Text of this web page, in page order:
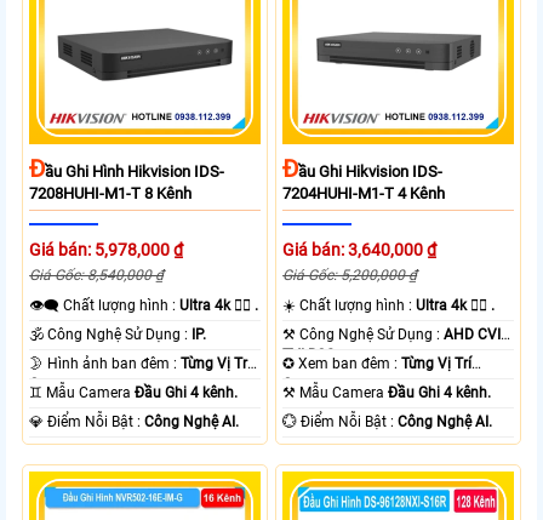
ĐẦu Ghi Hình Hikvision IDS-
7208HUHI-M1-T 8 Kênh
Giá bán: 5,978,000 ₫
Giá Gốc: 8,540,000 ₫
👁️‍🗨 Chất lượng hình :Ultra 4k 👍🏾 .
🕉️ Công Nghệ Sử Dụng :
IP.
🌛 Hình ảnh ban đêm :Từng Vị Trí
Camera .
♊ Mẫu CameraĐầu Ghi 4 kênh.
️💎 Điểm Nỗi Bật :Công Nghệ AI.
ĐẦu Ghi Hikvision IDS-
7204HUHI-M1-T 4 Kênh
Giá bán: 3,640,000 ₫
Giá Gốc: 5,200,000 ₫
☀️ Chất lượng hình :Ultra 4k 👍🏾 .
⚒ Công Nghệ Sử Dụng :AHD CVI
TVI BCS.
✪ Xem ban đêm :Từng Vị Trí
Camera .
⚒ Mẫu CameraĐầu Ghi 4 kênh.
️💮 Điểm Nỗi Bật :Công Nghệ AI.